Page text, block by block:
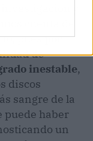
y
cuenta de
puespor
de
inestable,
discos
sangre de la
puede haber
un